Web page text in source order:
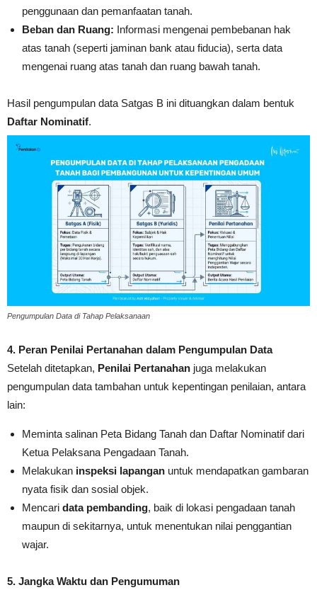
penggunaan dan pemanfaatan tanah.
Beban dan Ruang: Informasi mengenai pembebanan hak
atas tanah (seperti jaminan bank atau fiducia), serta data
mengenai ruang atas tanah dan ruang bawah tanah.
Hasil pengumpulan data Satgas B ini dituangkan dalam bentuk
Daftar Nominatif.
Pengumpulan Data di Tahap Pelaksanaan
4. Peran Penilai Pertanahan dalam Pengumpulan Data
Setelah ditetapkan, Penilai Pertanahan juga melakukan
pengumpulan data tambahan untuk kepentingan penilaian, antara
lain:
Meminta salinan Peta Bidang Tanah dan Daftar Nominatif dari
Ketua Pelaksana Pengadaan Tanah.
Melakukan inspeksi lapangan untuk mendapatkan gambaran
nyata fisik dan sosial objek.
Mencari data pembanding, baik di lokasi pengadaan tanah
maupun di sekitarnya, untuk menentukan nilai penggantian
wajar.
5. Jangka Waktu dan Pengumuman